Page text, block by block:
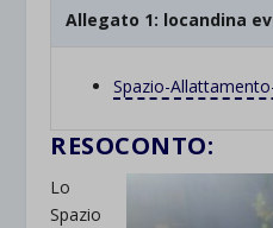
Allegato 1: locandina
Spazio-
RESOCONTO:
Lo
Spazio